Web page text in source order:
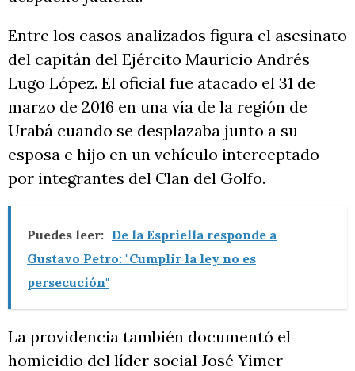
Entre los casos analizados figura el asesinato
del capitán del Ejército Mauricio Andrés
Lugo López. El oficial fue atacado el 31 de
marzo de 2016 en una vía de la región de
Urabá cuando se desplazaba junto a su
esposa e hijo en un vehículo interceptado
por integrantes del Clan del Golfo.
Puedes leer: De la Espriella responde a
Gustavo Petro: "Cumplir la ley no es
persecución"
La providencia también documentó el
homicidio del líder social José Yimer